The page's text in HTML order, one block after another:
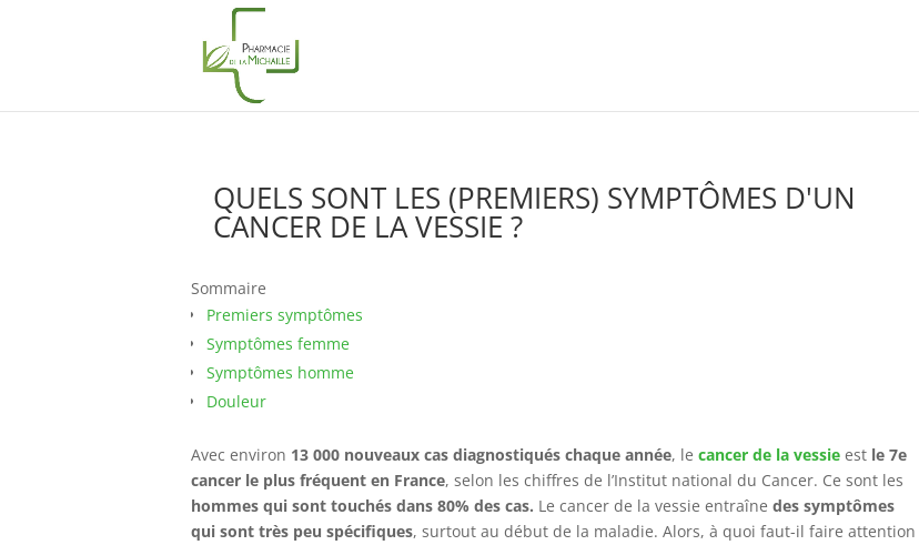
QUELS SONT LES (PREMIERS) SYMPTÔMES D'UN
CANCER DE LA VESSIE ?
Sommaire
Premiers symptômes
Symptômes femme
Symptômes homme
Douleur
Avec environ 13 000 nouveaux cas diagnostiqués chaque année, le cancer de la vessie est le 7e
cancer le plus fréquent en France, selon les chiffres de l’Institut national du Cancer. Ce sont les
hommes qui sont touchés dans 80% des cas. Le cancer de la vessie entraîne des symptômes
qui sont très peu spécifiques, surtout au début de la maladie. Alors, à quoi faut-il faire attention